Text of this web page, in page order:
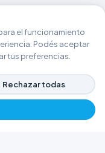
el funcionamiento
Podés aceptar
tus preferencias.
Rechazar todas